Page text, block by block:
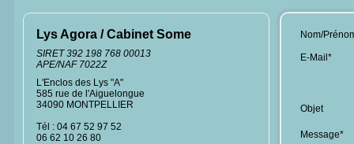
Lys Agora / Cabinet Some
SIRET 392 198 768 00013
APE/NAF 7022Z
L'Enclos des Lys "A"
585 rue de l'Aiguelongue
34090 MONTPELLIER
Tél : 04 67 52 97 52
06 62 10 26 80
Nom/
E-Mail*
Objet
Message*